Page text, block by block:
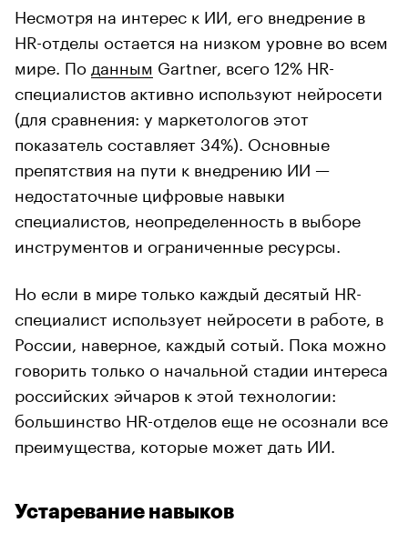
Несмотря на интерес к ИИ, его внедрение в
HR-отделы остается на низком уровне во всем
мире. По данным Gartner, всего 12% HR-
специалистов активно используют нейросети
(для сравнения: у маркетологов этот
показатель составляет 34%). Основные
препятствия на пути к внедрению ИИ —
недостаточные цифровые навыки
специалистов, неопределенность в выборе
инструментов и ограниченные ресурсы.
Но если в мире только каждый десятый HR-
специалист использует нейросети в работе, в
России, наверное, каждый сотый. Пока можно
говорить только о начальной стадии интереса
российских эйчаров к этой технологии:
большинство HR-отделов еще не осознали все
преимущества, которые может дать ИИ.
Устаревание навыков